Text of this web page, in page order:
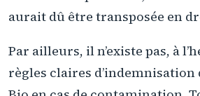
aurait dû être transposée en
Par ailleurs, il n’existe pas, à
règles claires d’indemnisation